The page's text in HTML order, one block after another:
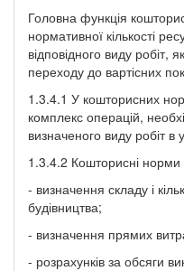
Головна функція
нормативної кількості
відповідного виду робіт,
переходу до вартісних
1.3.4.1 У кошторисних
комплекс операцій,
визначеного виду робіт
1.3.4.2 Кошторисні норми
- визначення складу і
будівництва;
- визначення прямих
- розрахунків за обсяги